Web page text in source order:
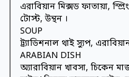
এরাবিয়ান মিক্সড ফাতায়া,
টোস্ট, উন্থন ।
SOUP
ট্র্যাডিশনাল থাই স্যুপ,
ARABIAN DISH
অ্যারাবিয়ান খাবসা, চিকেন